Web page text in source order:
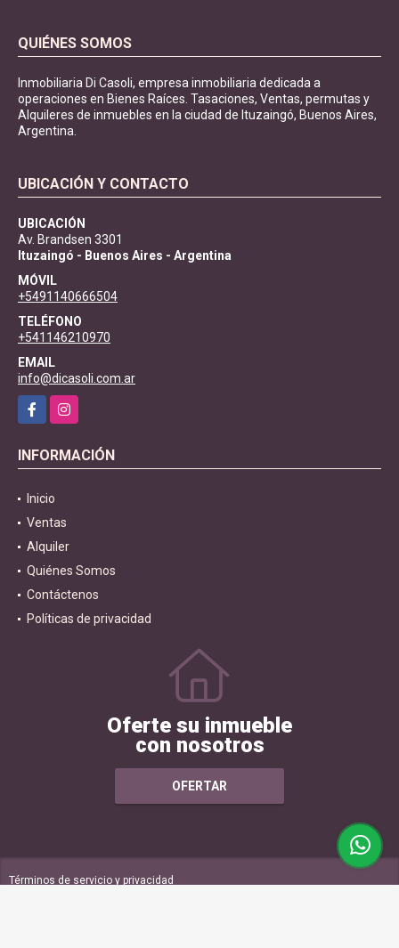
QUIÉNES SOMOS
Inmobiliaria Di Casoli, empresa inmobiliaria dedicada a
operaciones en Bienes Raíces. Tasaciones, Ventas, permutas y
Alquileres de inmuebles en la ciudad de Ituzaingó, Buenos Aires,
Argentina.
UBICACIÓN Y CONTACTO
UBICACIÓN
Av. Brandsen 3301
Ituzaingó - Buenos Aires - Argentina
MÓVIL
+5491140666504
TELÉFONO
+541146210970
EMAIL
info@dicasoli.com.ar
FacebookInstagram
INFORMACIÓN
Inicio
Ventas
Alquiler
Quiénes Somos
Contáctenos
Políticas de privacidad
Oferte su inmueble
con nosotros
OFERTAR
Términos de servicio y privacidad